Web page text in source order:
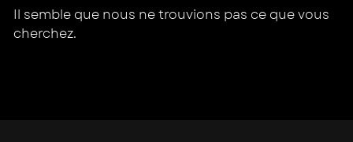
Il semble que nous ne trouvions pas ce que vous
cherchez.